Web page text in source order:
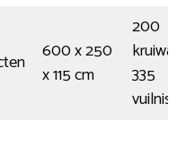
600 x 250
x 115 cm
200
335